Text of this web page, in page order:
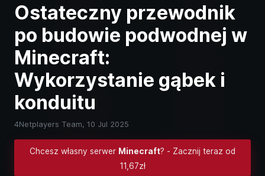
Ostateczny przewodnik
po budowie podwodnej w
Minecraft:
Wykorzystanie gąbek i
konduitu
4Netplayers Team, 10 Jul 2025
Chcesz własny serwer Minecraft? - Zacznij teraz od
11,67zł